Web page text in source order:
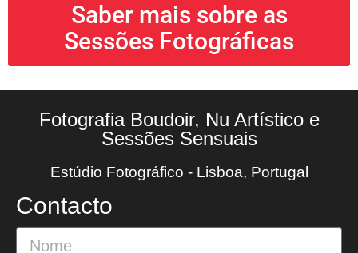
Saber mais sobre as
Sessões Fotográficas
Fotografia Boudoir, Nu Artístico e
Sessões Sensuais
Estúdio Fotográfico - Lisboa, Portugal
Contacto